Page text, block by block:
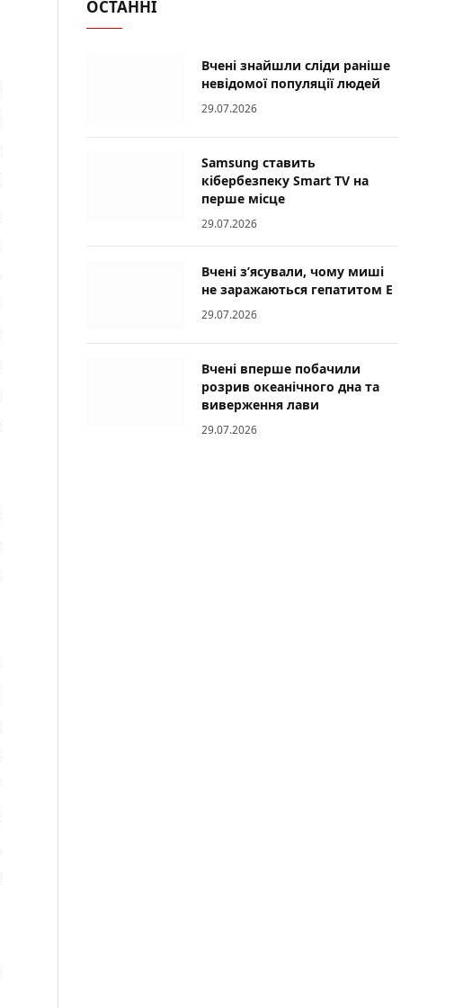
ОСТАННІ
Вчені знайшли сліди раніше
невідомої популяції людей
29.07.2026
Samsung ставить
кібербезпеку Smart TV на
перше місце
29.07.2026
Вчені з’ясували, чому миші
не заражаються гепатитом E
29.07.2026
Вчені вперше побачили
розрив океанічного дна та
виверження лави
29.07.2026